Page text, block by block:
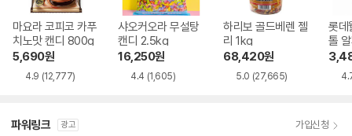
마요라 코피코 카푸
치노맛 캔디 800g
5,690원
4.9 (12,777)
샤오커오라 무설탕
캔디 2.5kg
16,250원
4.4 (1,605)
하리보 골드베렌 젤
리 1kg
68,420원
5.0 (27,665)
롯데
톨
6g
파워링크 광고 가입신청